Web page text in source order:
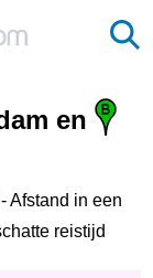
en
Afstand in een
reistijd